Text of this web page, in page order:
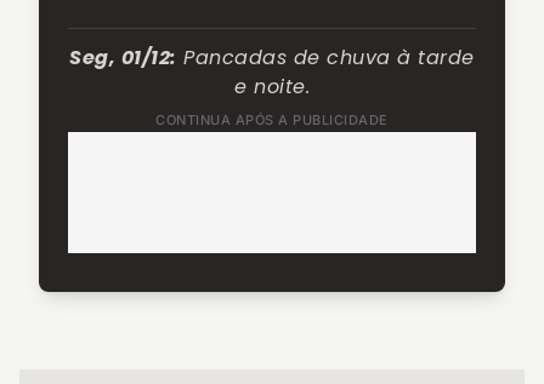
Seg, 01/12: Pancadas de chuva à tarde
e noite.
CONTINUA APÓS A PUBLICIDADE